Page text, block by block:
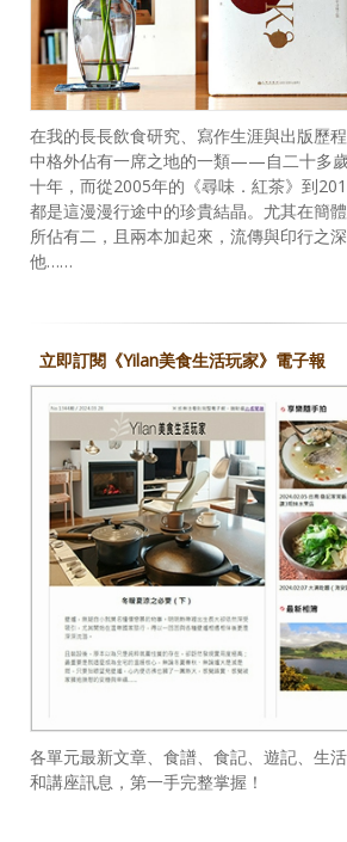
在我的長長飲食研究、寫作生涯與出版歷
中格外佔有一席之地的一類——自二十多
十年，而從2005年的《尋味．紅茶》到
都是這漫漫行途中的珍貴結晶。尤其在簡
所佔有二，且兩本加起來，流傳與印行之
他……
立即訂閱《Yilan美食生活玩家》電子報
各單元最新文章、食譜、食記、遊記、生
和講座訊息，第一手完整掌握！